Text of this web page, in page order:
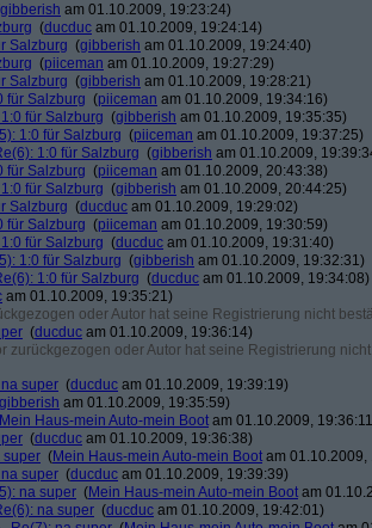
gibberish am 01.10.2009, 19:23:24)
(ducduc am 01.10.2009, 19:24:14)
Salzburg (gibberish am 01.10.2009, 19:24:40)
(piiceman am 01.10.2009, 19:27:29)
Salzburg (gibberish am 01.10.2009, 19:28:21)
für Salzburg (piiceman am 01.10.2009, 19:34:16)
für Salzburg (gibberish am 01.10.2009, 19:35:35)
1:0 für Salzburg (piiceman am 01.10.2009, 19:37:25)
1:0 für Salzburg (gibberish am 01.10.2009,
für Salzburg (piiceman am 01.10.2009, 20:43:38)
für Salzburg (gibberish am 01.10.2009, 20:44:25)
Salzburg (ducduc am 01.10.2009, 19:29:02)
für Salzburg (piiceman am 01.10.2009, 19:30:59)
für Salzburg (ducduc am 01.10.2009, 19:31:40)
1:0 für Salzburg (gibberish am 01.10.2009, 19:32:31)
1:0 für Salzburg (ducduc am 01.10.2009, 19:34:08)
am 01.10.2009, 19:35:21)
oder Autor hat seine Registrierung nicht
(ducduc am 01.10.2009, 19:36:14)
zurückgezogen oder Autor hat seine Registrierung
super (ducduc am 01.10.2009, 19:39:19)
gibberish am 01.10.2009, 19:35:59)
Mein Haus-mein Auto-mein Boot am 01.10.2009,
(ducduc am 01.10.2009, 19:36:38)
super (Mein Haus-mein Auto-mein Boot am 01.10.2009,
super (ducduc am 01.10.2009, 19:39:39)
na super (Mein Haus-mein Auto-mein Boot am
na super (ducduc am 01.10.2009, 19:42:01)